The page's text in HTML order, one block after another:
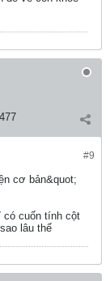
477
#9
cơ bản&quot;
có cuốn tính cột
lâu thế